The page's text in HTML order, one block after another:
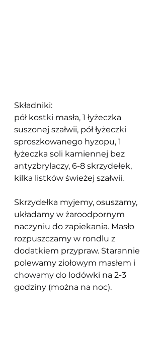
Składniki:
pół kostki masła, 1 łyżeczka
suszonej szałwii, pół łyżeczki
sproszkowanego hyzopu, 1
łyżeczka soli kamiennej bez
antyzbrylaczy, 6-8 skrzydełek,
kilka listków świeżej szałwii.
Skrzydełka myjemy, osuszamy,
układamy w żaroodpornym
naczyniu do zapiekania. Masło
rozpuszczamy w rondlu z
dodatkiem przypraw. Starannie
polewamy ziołowym masłem i
chowamy do lodówki na 2-3
godziny (można na noc).